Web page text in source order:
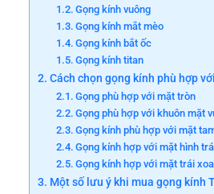
Gọng kính vuông
Gọng kính mắt mèo
Gọng kính bắt ốc
Gọng kính titan
Cách chọn gọng kính phù hợp
Gọng phù hợp với mặt tròn
Gọng phù hợp với khuôn mặt
Gọng kính phù hợp với mặt
Gọng kính hợp với mặt hình
Gọng kính hợp với mặt trái
Một số lưu ý khi mua gọng kính